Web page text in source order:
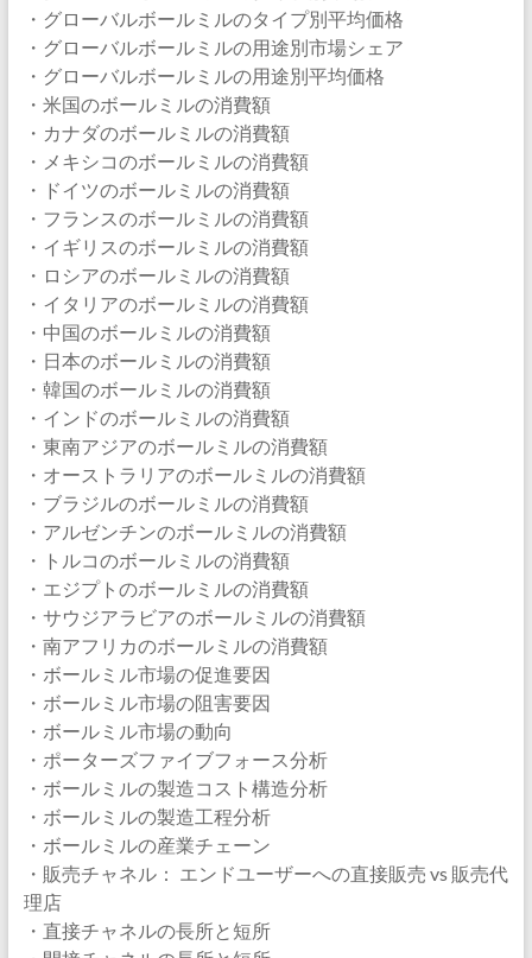
・グローバルボールミルのタイプ別平均価格
・グローバルボールミルの用途別市場シェア
・グローバルボールミルの用途別平均価格
・米国のボールミルの消費額
・カナダのボールミルの消費額
・メキシコのボールミルの消費額
・ドイツのボールミルの消費額
・フランスのボールミルの消費額
・イギリスのボールミルの消費額
・ロシアのボールミルの消費額
・イタリアのボールミルの消費額
・中国のボールミルの消費額
・日本のボールミルの消費額
・韓国のボールミルの消費額
・インドのボールミルの消費額
・東南アジアのボールミルの消費額
・オーストラリアのボールミルの消費額
・ブラジルのボールミルの消費額
・アルゼンチンのボールミルの消費額
・トルコのボールミルの消費額
・エジプトのボールミルの消費額
・サウジアラビアのボールミルの消費額
・南アフリカのボールミルの消費額
・ボールミル市場の促進要因
・ボールミル市場の阻害要因
・ボールミル市場の動向
・ポーターズファイブフォース分析
・ボールミルの製造コスト構造分析
・ボールミルの製造工程分析
・ボールミルの産業チェーン
・販売チャネル： エンドユーザーへの直接販売 vs 販売代
理店
・直接チャネルの長所と短所